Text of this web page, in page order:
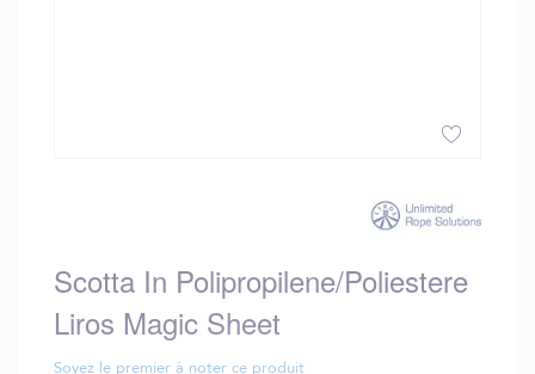
di
immagini
Scotta In Polipropilene/poliestere
Liros Magic Sheet
Soyez le premier à noter ce produit